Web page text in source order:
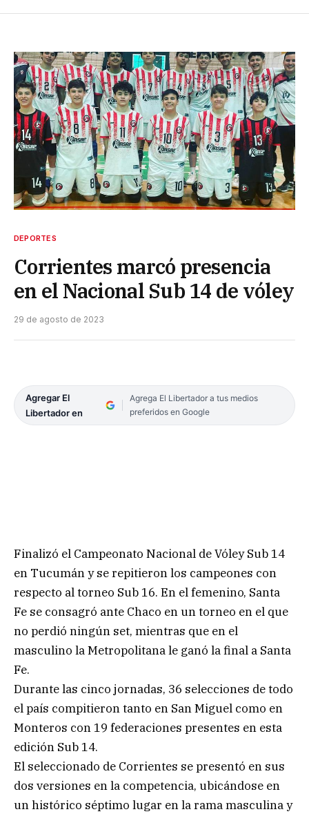
DEPORTES
Corrientes marcó presencia
en el Nacional Sub 14 de vóley
29 de agosto de 2023
Agregar El
Libertador en
Agrega El Libertador a tus medios
preferidos en Google
Finalizó el Campeonato Nacional de Vóley Sub 14
en Tucumán y se repitieron los campeones con
respecto al torneo Sub 16. En el femenino, Santa
Fe se consagró ante Chaco en un torneo en el que
no perdió ningún set, mientras que en el
masculino la Metropolitana le ganó la final a Santa
Fe.
Durante las cinco jornadas, 36 selecciones de todo
el país compitieron tanto en San Miguel como en
Monteros con 19 federaciones presentes en esta
edición Sub 14.
El seleccionado de Corrientes se presentó en sus
dos versiones en la competencia, ubicándose en
un histórico séptimo lugar en la rama masculina y